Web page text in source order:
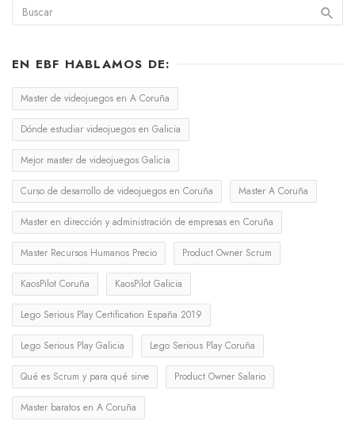
EN EBF HABLAMOS DE:
Master de videojuegos en A Coruña
Dónde estudiar videojuegos en Galicia
Mejor master de videojuegos Galicia
Curso de desarrollo de videojuegos en Coruña Master A Coruña
Master en dirección y administración de empresas en Coruña
Master Recursos Humanos Precio Product Owner Scrum
KaosPilot Coruña KaosPilot Galicia
Lego Serious Play Certification España 2019
Lego Serious Play Galicia Lego Serious Play Coruña
Qué es Scrum y para qué sirve Product Owner Salario
Master baratos en A Coruña